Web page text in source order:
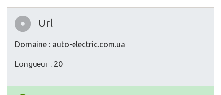
Url
Domaine : auto-electric.com.ua
Longueur : 20